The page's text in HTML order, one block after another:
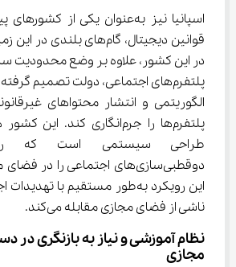
اسپانیا نیز به‌عنوان یکی از
قوانین دیجیتال، گام‌های
در این کشور، علاوه بر وضع محدودیت
پلتفرم‌های اجتماعی، دولت تصمیم
الگوریتمی و انتشار محتواهای
پلتفرم‌ها را جرم‌انگاری کند.
دوقطبی‌سازی‌های اجتماعی را در
این رویکرد به‌طور مستقیم با
ناشی از فضای مجازی مقابله می‌کند.
نظام آموزشی و نیاز به بازنگری در
مجازی